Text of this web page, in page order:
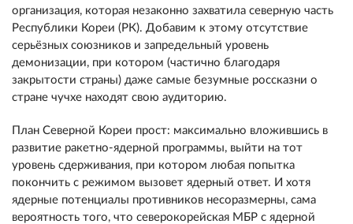
организация, которая незаконно захватила северную часть
Республики Кореи (РК). Добавим к этому отсутствие
серьёзных союзников и запредельный уровень
демонизации, при котором (частично благодаря
закрытости страны) даже самые безумные россказни о
стране чучхе находят свою аудиторию.
План Северной Кореи прост: максимально вложившись в
развитие ракетно-ядерной программы, выйти на тот
уровень сдерживания, при котором любая попытка
покончить с режимом вызовет ядерный ответ. И хотя
ядерные потенциалы противников несоразмерны, сама
вероятность того, что северокорейская МБР с ядерной